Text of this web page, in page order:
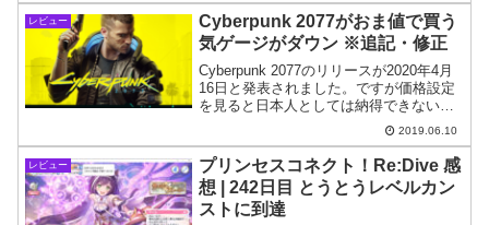
レビュー
Cyberpunk 2077がおま値で買う
気ゲージがダウン ※追記・修正
Cyberpunk 2077のリリースが2020年4月
16日と発表されました。ですが価格設定
を見ると日本人としては納得できない面
もあります。Cyberpunk 2077の海外-日本
の価格比較を通しておま値について考え
ていきます。
2019.06.10
レビュー
プリンセスコネクト！Re:Dive 感
想 | 242日目 とうとうレベルカン
ストに到達